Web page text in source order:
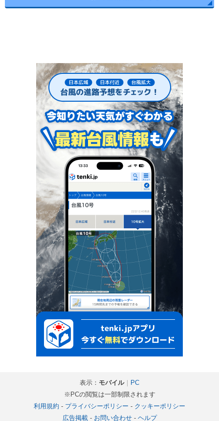
表示： モバイル｜ PC
※PCの閲覧は一部制限されます
利用規約 - プライバシーポリシー - クッキーポリシー
広告掲載- お問い合わせ- ヘルプ